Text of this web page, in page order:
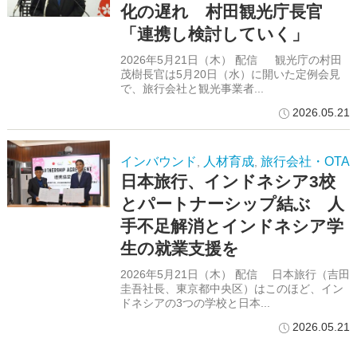
化の遅れ 村田観光庁長官
「連携し検討していく」
2026年5月21日（木） 配信 観光庁の村田
茂樹長官は5月20日（水）に開いた定例会見
で、旅行会社と観光事業者...
2026.05.21
インバウンド 人材育成, 旅行会社・OTA
日本旅行、インドネシア3校
とパートナーシップ結ぶ 人
手不足解消とインドネシア学
生の就業支援を
2026年5月21日（木） 配信 日本旅行（吉田
圭吾社長、東京都中央区）はこのほど、イン
ドネシアの3つの学校と日本...
2026.05.21